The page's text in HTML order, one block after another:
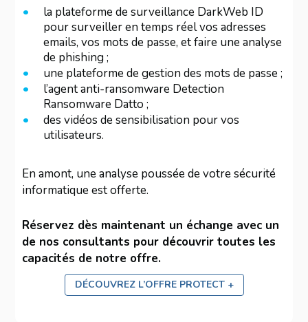
la plateforme de surveillance DarkWeb ID
pour surveiller en temps réel vos adresses
emails, vos mots de passe, et faire une analyse
de phishing ;
une plateforme de gestion des mots de passe ;
l’agent anti-ransomware Detection
Ransomware Datto ;
des vidéos de sensibilisation pour vos
utilisateurs.
En amont, une analyse poussée de votre sécurité
informatique est offerte.
Réservez dès maintenant un échange avec un
de nos consultants pour découvrir toutes les
capacités de notre offre.
DÉCOUVREZ L’OFFRE PROTECT +